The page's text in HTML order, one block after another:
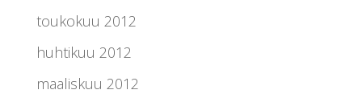
toukokuu 2012
huhtikuu 2012
maaliskuu 2012